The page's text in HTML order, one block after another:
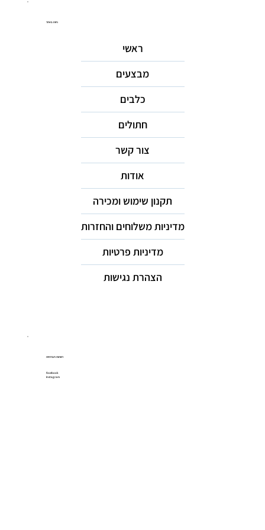
ניווט באתר
ראשי
מבצעים
כלבים
חתולים
צור קשר
אודות
תקנון שימוש ומכירה
מדיניות משלוחים והחזרות
מדיניות פרטיות
הצהרת נגישות
רשתות חברתיות
Facebook
Instagram